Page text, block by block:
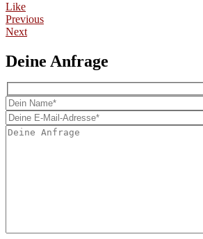
Like
Previous
Next
Deine Anfrage